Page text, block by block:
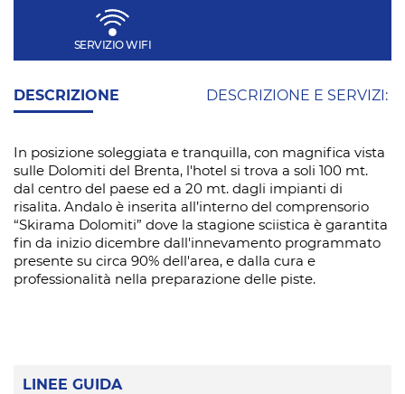
SERVIZIO WIFI
DESCRIZIONE DESCRIZIONE E SERVIZI:
In posizione soleggiata e tranquilla, con magnifica vista
sulle Dolomiti del Brenta, l'hotel si trova a soli 100 mt.
dal centro del paese ed a 20 mt. dagli impianti di
risalita. Andalo è inserita all’interno del comprensorio
“Skirama Dolomiti” dove la stagione sciistica è garantita
fin da inizio dicembre dall'innevamento programmato
presente su circa 90% dell'area, e dalla cura e
professionalità nella preparazione delle piste.
LINEE GUIDA